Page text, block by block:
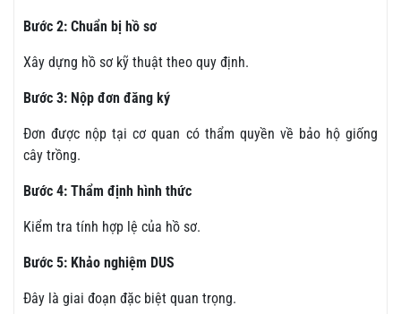
Bước 2: Chuẩn bị hồ sơ
Xây dựng hồ sơ kỹ thuật theo quy định.
Bước 3: Nộp đơn đăng ký
Đơn được nộp tại cơ quan có thẩm quyền về bảo hộ giống
cây trồng.
Bước 4: Thẩm định hình thức
Kiểm tra tính hợp lệ của hồ sơ.
Bước 5: Khảo nghiệm DUS
Đây là giai đoạn đặc biệt quan trọng.